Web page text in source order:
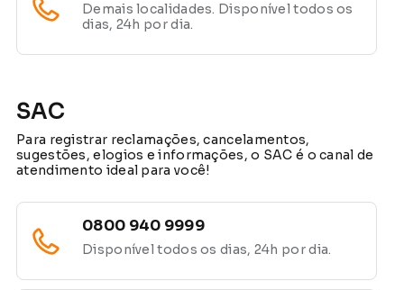
Demais localidades. Disponível todos os
dias, 24h por dia.
SAC
Para registrar reclamações, cancelamentos,
sugestões, elogios e informações, o SAC é o canal de
atendimento ideal para você!
0800 940 9999
Disponível todos os dias, 24h por dia.